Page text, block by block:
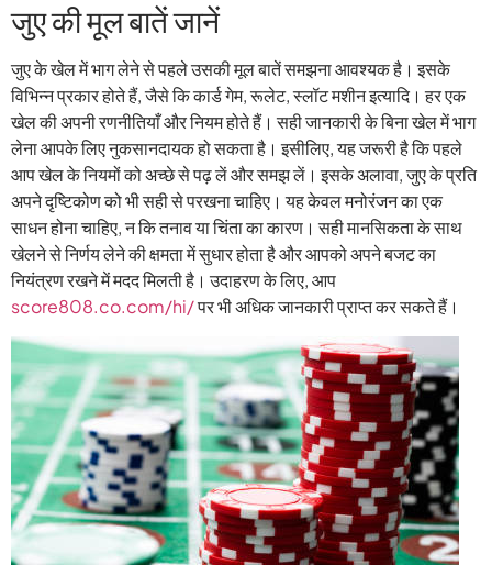
जुए की मूल बातें जानें
जुए के खेल में भाग लेने से पहले उसकी मूल बातें समझना आवश्यक है। इसके
विभिन्न प्रकार होते हैं, जैसे कि कार्ड गेम, रूलेट, स्लॉट मशीन इत्यादि। हर एक
खेल की अपनी रणनीतियाँ और नियम होते हैं। सही जानकारी के बिना खेल में भाग
लेना आपके लिए नुकसानदायक हो सकता है। इसीलिए, यह जरूरी है कि पहले
आप खेल के नियमों को अच्छे से पढ़ लें और समझ लें। इसके अलावा, जुए के प्रति
अपने दृष्टिकोण को भी सही से परखना चाहिए। यह केवल मनोरंजन का एक
साधन होना चाहिए, न कि तनाव या चिंता का कारण। सही मानसिकता के साथ
खेलने से निर्णय लेने की क्षमता में सुधार होता है और आपको अपने बजट का
नियंत्रण रखने में मदद मिलती है। उदाहरण के लिए, आप
score808.co.com/hi/पर भी अधिक जानकारी प्राप्त कर सकते हैं।